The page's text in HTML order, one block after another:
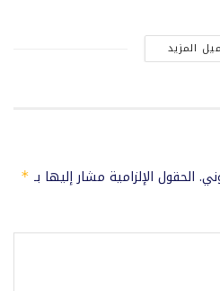
المزيد
الحقول الإلزامية مشار إليها بـ *